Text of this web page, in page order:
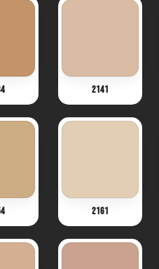
2141
2161